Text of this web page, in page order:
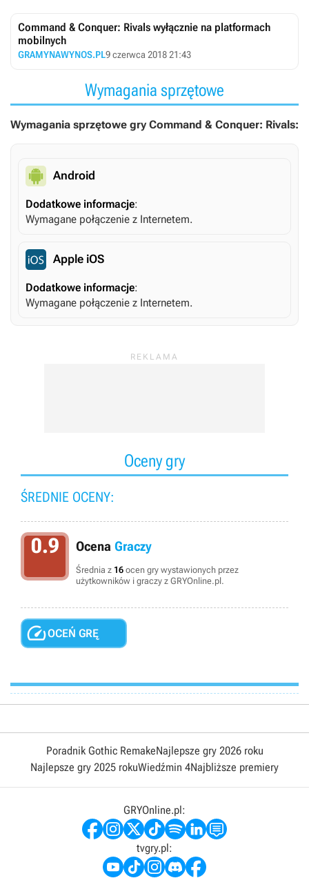
Command & Conquer: Rivals wyłącznie na platformach
mobilnych
GRAMYNAWYNOS.PL9 czerwca 2018 21:43
Wymagania sprzętowe
Wymagania sprzętowe gry Command & Conquer: Rivals:
Android
Dodatkowe informacje:
Wymagane połączenie z Internetem.
Apple iOS
Dodatkowe informacje:
Wymagane połączenie z Internetem.
Oceny gry
ŚREDNIE OCENY:
0.9 Ocena Graczy
Średnia z 16 ocen gry wystawionych przez
użytkowników i graczy z GRYOnline.pl.
OCEŃ GRĘ
Poradnik Gothic RemakeNajlepsze gry 2026 roku
Najlepsze gry 2025 rokuWiedźmin 4Najbliższe premiery
GRYOnline.pl:
tvgry.pl: